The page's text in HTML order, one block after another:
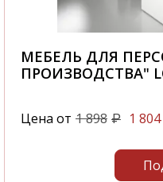
МЕБЕЛЬ ДЛЯ
ПРОИЗВОДСТВА"
Цена от 1 898 ₽ 1 804